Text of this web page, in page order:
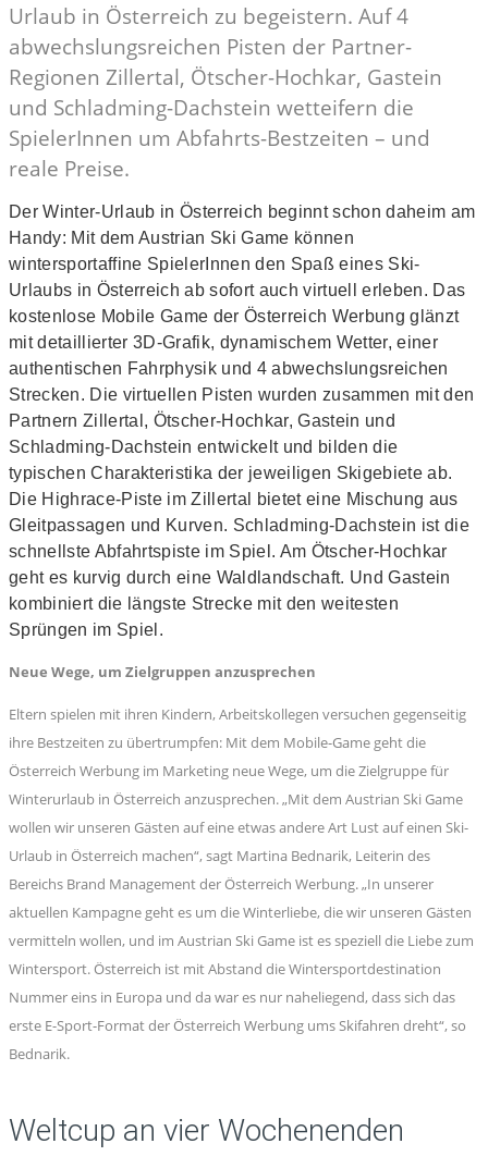
Urlaub in Österreich zu begeistern. Auf 4
abwechslungsreichen Pisten der Partner-
Regionen Zillertal, Ötscher-Hochkar, Gastein
und Schladming-Dachstein wetteifern die
SpielerInnen um Abfahrts-Bestzeiten – und
reale Preise.
Der Winter-Urlaub in Österreich beginnt schon daheim am
Handy: Mit dem Austrian Ski Game können
wintersportaffine SpielerInnen den Spaß eines Ski-
Urlaubs in Österreich ab sofort auch virtuell erleben. Das
kostenlose Mobile Game der Österreich Werbung glänzt
mit detaillierter 3D-Grafik, dynamischem Wetter, einer
authentischen Fahrphysik und 4 abwechslungsreichen
Strecken. Die virtuellen Pisten wurden zusammen mit den
Partnern Zillertal, Ötscher-Hochkar, Gastein und
Schladming-Dachstein entwickelt und bilden die
typischen Charakteristika der jeweiligen Skigebiete ab.
Die Highrace-Piste im Zillertal bietet eine Mischung aus
Gleitpassagen und Kurven. Schladming-Dachstein ist die
schnellste Abfahrtspiste im Spiel. Am Ötscher-Hochkar
geht es kurvig durch eine Waldlandschaft. Und Gastein
kombiniert die längste Strecke mit den weitesten
Sprüngen im Spiel.
Neue Wege, um Zielgruppen anzusprechen
Eltern spielen mit ihren Kindern, Arbeitskollegen versuchen gegenseitig
ihre Bestzeiten zu übertrumpfen: Mit dem Mobile-Game geht die
Österreich Werbung im Marketing neue Wege, um die Zielgruppe für
Winterurlaub in Österreich anzusprechen. „Mit dem Austrian Ski Game
wollen wir unseren Gästen auf eine etwas andere Art Lust auf einen Ski-
Urlaub in Österreich machen“, sagt Martina Bednarik, Leiterin des
Bereichs Brand Management der Österreich Werbung. „In unserer
aktuellen Kampagne geht es um die Winterliebe, die wir unseren Gästen
vermitteln wollen, und im Austrian Ski Game ist es speziell die Liebe zum
Wintersport. Österreich ist mit Abstand die Wintersportdestination
Nummer eins in Europa und da war es nur naheliegend, dass sich das
erste E-Sport-Format der Österreich Werbung ums Skifahren dreht“, so
Bednarik.
Weltcup an vier Wochenenden